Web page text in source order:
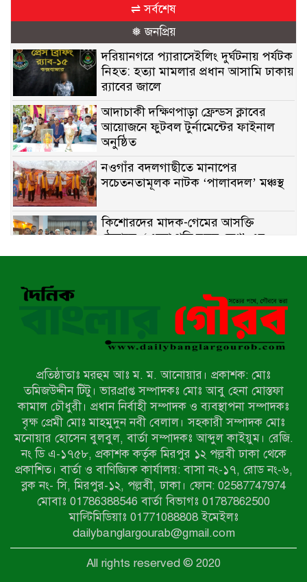
⇌ সর্বশেষ
❅ জনপ্রিয়
দরিয়ানগরে প্যারাসেইলিং দুর্ঘটনায় পর্যটক
নিহত: হত্যা মামলার প্রধান আসামি ঢাকায়
র‌্যাবের জালে
আদাচাকী দক্ষিণপাড়া ফ্রেন্ডস ক্লাবের
আয়োজনে ফুটবল টুর্নামেন্টের ফাইনাল
অনুষ্ঠিত
নওগাঁর বদলগাছীতে মানাপের
সচেতনতামূলক নাটক ‘পালাবদল’ মঞ্চস্থ
কিশোরদের মাদক-গেমের আসক্তি
ঠেকাতে, ‘এসো গড়ি নতুন দেশ’-এর
ফুটবল বিতরণ
নন্দীগ্রামে সরকারি খাস জমির রাস্তা দখল,
চলাচলে চরম দুর্ভোগ; ইউএনওর হস্তক্ষেপ
নাটোরের পাটুলে পানিতে ডুবে নন্দীগ্রামের
স্কুলছাত্রের মর্মান্তিক মৃত্যু
সেনাবাহিনীর চাকরি হারিয়ে ভুয়া ডিবি
পুলিশ পরিচয়ে চাঁদাবাজি, গণপিটুনির পর
কারাগারে প্রতারক।
বাঘার সাহিন সরকারের তিন ক্যাটাগরিতে
প্রথম স্থান অর্জন; সংস্কৃতি অঙ্গনেও রয়েছে
তাঁর বহুমুখী প্রতিভা!
আওয়ামী সন্ত্রাসীদের দ্রুত গ্রেফতার ও
বিচারের দাবিতে নীলফামারীতে বিক্ষোভ ও
প্রতিষ্ঠাতাঃ মরহুম আঃ ম. ম. আনোয়ার। প্রকাশক: মোঃ
তমিজউদ্দীন টিটু। ভারপ্রাপ্ত সম্পাদকঃ মোঃ আবু হেনা মোস্তফা
কামাল চৌধুরী। প্রধান নির্বাহী সম্পাদক ও ব্যবস্থাপনা সম্পাদকঃ
বৃক্ষ প্রেমী মোঃ মাহমুদুন নবী বেলাল। সহকারী সম্পাদক মোঃ
মনোয়ার হোসেন বুলবুল, বার্তা সম্পাদকঃ আব্দুল কাইয়ুম। রেজি.
নং ডি এ-১৭৫৮, প্রকাশক কর্তৃক মিরপুর ১২ পল্লবী ঢাকা থেকে
প্রকাশিত। বার্তা ও বাণিজ্যিক কার্যালয়: বাসা নং-১৭, রোড নং-৬,
ব্লক নং- সি, মিরপুর-১২, পল্লবী, ঢাকা। ফোন: 02587747974
মোবাঃ 01786388546 বার্তা বিভাগঃ 01787862500
মাল্টিমিডিয়াঃ 01771088808 ইমেইলঃ
dailybanglargourab@gmail.com
All rights reserved © 2020